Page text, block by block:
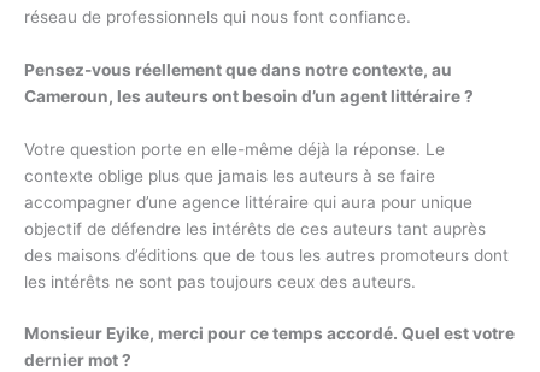
réseau de professionnels qui nous font confiance.
Pensez-vous réellement que dans notre contexte, au
Cameroun, les auteurs ont besoin d’un agent littéraire ?
Votre question porte en elle-même déjà la réponse. Le
contexte oblige plus que jamais les auteurs à se faire
accompagner d’une agence littéraire qui aura pour unique
objectif de défendre les intérêts de ces auteurs tant auprès
des maisons d’éditions que de tous les autres promoteurs dont
les intérêts ne sont pas toujours ceux des auteurs.
Monsieur Eyike, merci pour ce temps accordé. Quel est votre
dernier mot ?